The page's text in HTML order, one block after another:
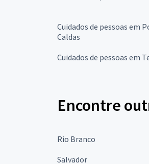
Cuidados de pessoas em
Caldas
Cuidados de pessoas em
Encontre
Rio Branco
Salvador